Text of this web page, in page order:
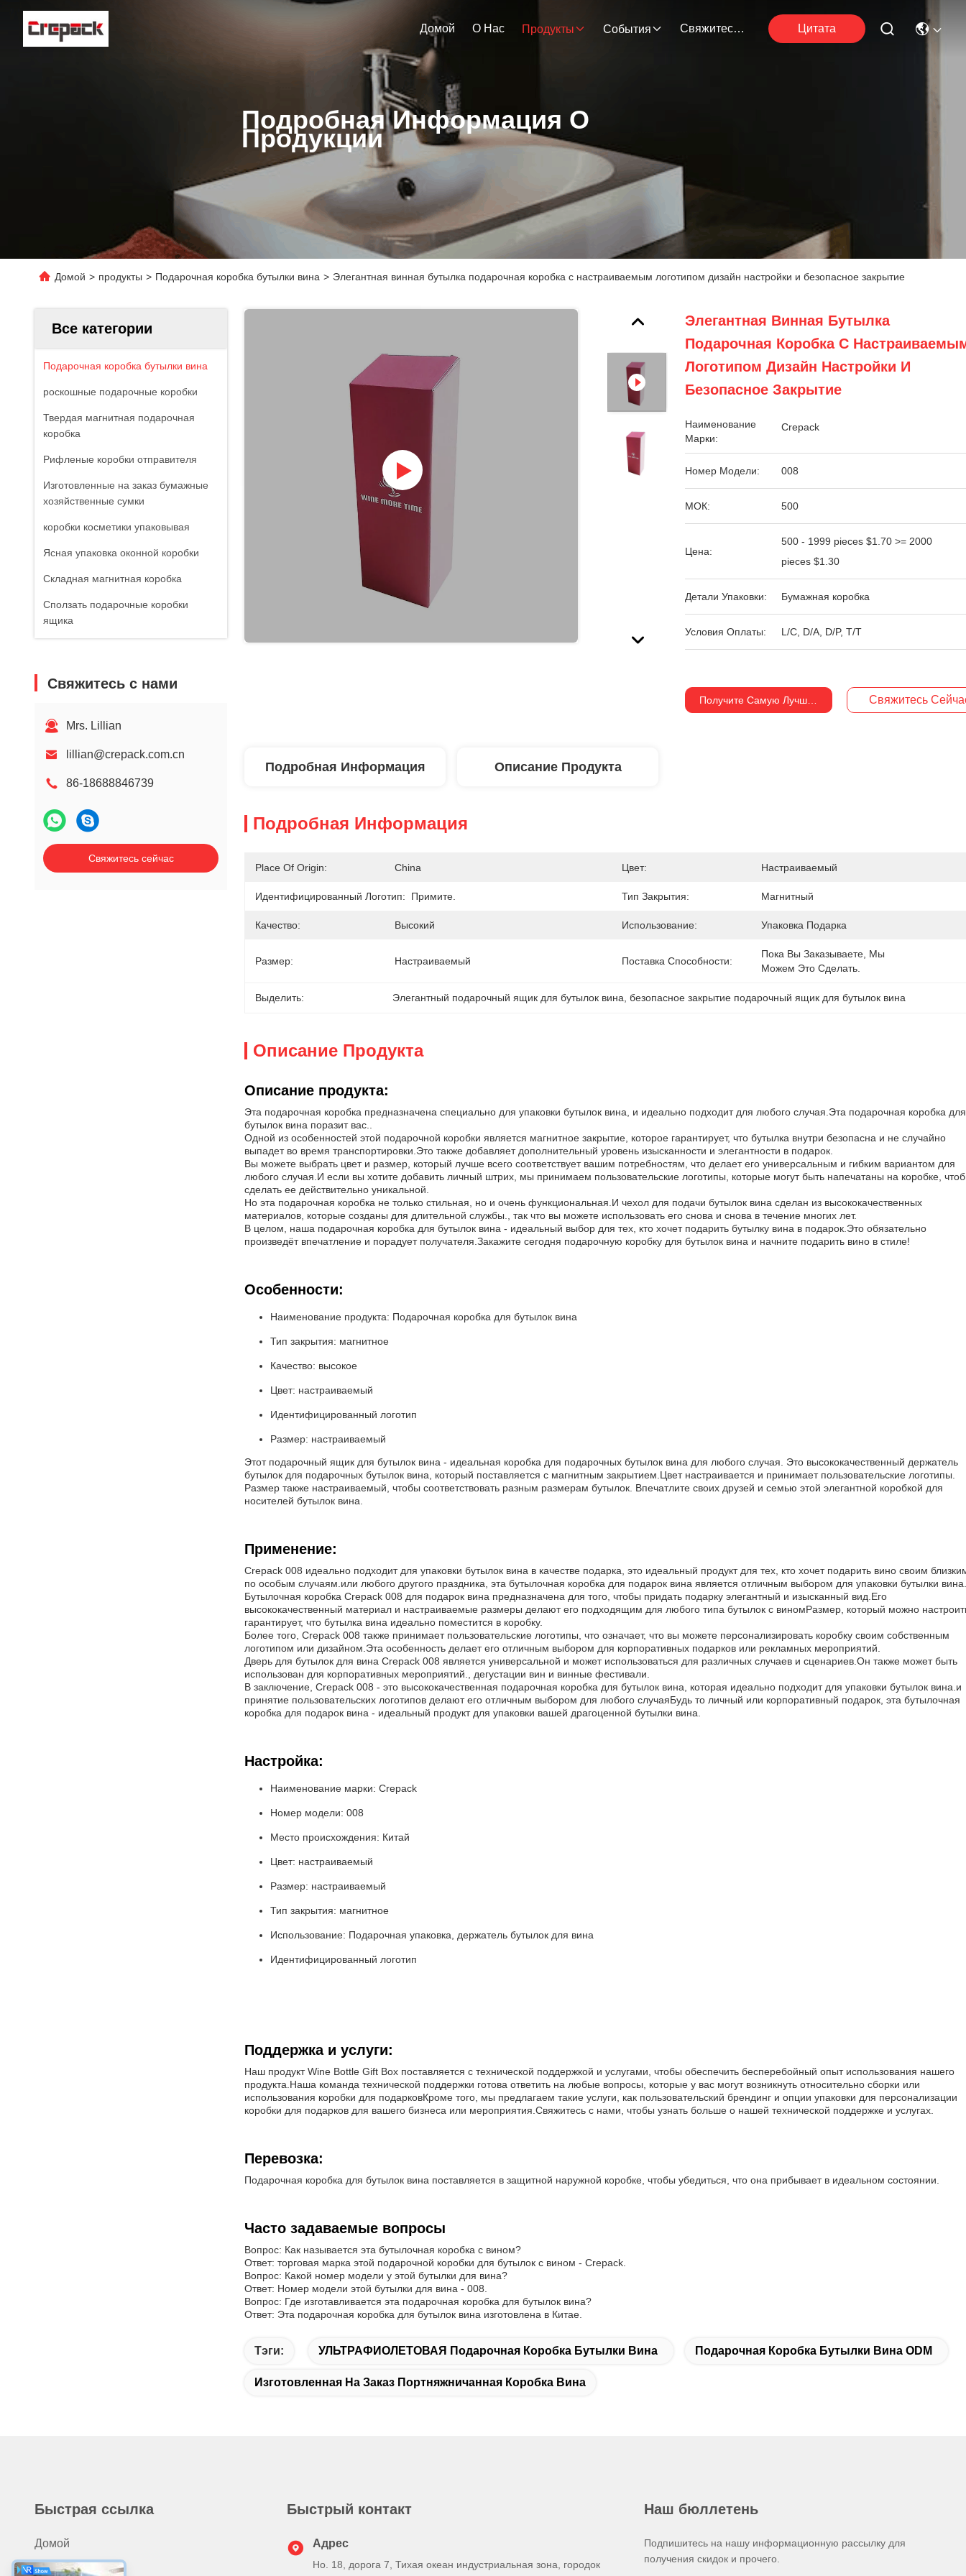
Домой О Нас Продукты События Свяжитесь С Нами Цитата
Подробная Информация О
Продукции
Домой > продукты > Подарочная коробка бутылки вина > Элегантная винная бутылка подарочная коробка с настраиваемым логотипом дизайн настройки и безопасное закрытие
Все категории
Подарочная коробка бутылки вина
роскошные подарочные коробки
Твердая магнитная подарочная
коробка
Рифленые коробки отправителя
Изготовленные на заказ бумажные
хозяйственные сумки
коробки косметики упаковывая
Ясная упаковка оконной коробки
Складная магнитная коробка
Сползать подарочные коробки
ящика
Свяжитесь с нами
Mrs. Lillian
lillian@crepack.com.cn
86-18688846739
Свяжитесь сейчас
Элегантная Винная Бутылка
Подарочная Коробка С
Логотипом Дизайн Настройки И
Безопасное Закрытие
Наименование
Марки:
Crepack
Номер Модели: 008
МОК: 500
Цена:
500 - 1999 pieces $1.70 >= 2000
pieces $1.30
Детали Упаковки: Бумажная коробка
Условия Оплаты: L/C, D/A, D/P, T/T
Получите Самую Лучшую Цену Свяжитесь
Подробная Информация Описание Продукта
Подробная Информация
Place Of Origin: China Цвет: Настраиваемый
Идентифицированный Логотип: Примите. Тип Закрытия: Магнитный
Качество: Высокий Использование: Упаковка Подарка
Размер: Настраиваемый Поставка Способности:
Пока Вы Заказываете, Мы
Можем Это Сделать.
Выделить: Элегантный подарочный ящик для бутылок вина безопасное закрытие подарочный ящик для бутылок вина
Описание Продукта
Описание продукта:
Эта подарочная коробка предназначена специально для упаковки бутылок вина, и идеально подходит для любого случая.Эта подарочная коробка для
бутылок вина поразит вас..
Одной из особенностей этой подарочной коробки является магнитное закрытие, которое гарантирует, что бутылка внутри безопасна и не случайно
выпадет во время транспортировки.Это также добавляет дополнительный уровень изысканности и элегантности в подарок.
Вы можете выбрать цвет и размер, который лучше всего соответствует вашим потребностям, что делает его универсальным и гибким вариантом для
любого случая.И если вы хотите добавить личный штрих, мы принимаем пользовательские логотипы, которые могут быть напечатаны на коробке,
сделать ее действительно уникальной.
Но эта подарочная коробка не только стильная, но и очень функциональная.И чехол для подачи бутылок вина сделан из высококачественных
материалов, которые созданы для длительной службы., так что вы можете использовать его снова и снова в течение многих лет.
В целом, наша подарочная коробка для бутылок вина - идеальный выбор для тех, кто хочет подарить бутылку вина в подарок.Это обязательно
произведёт впечатление и порадует получателя.Закажите сегодня подарочную коробку для бутылок вина и начните подарить вино в стиле!
Особенности:
Наименование продукта: Подарочная коробка для бутылок вина
Тип закрытия: магнитное
Качество: высокое
Цвет: настраиваемый
Идентифицированный логотип
Размер: настраиваемый
Этот подарочный ящик для бутылок вина - идеальная коробка для подарочных бутылок вина для любого случая. Это высококачественный держатель
бутылок для подарочных бутылок вина, который поставляется с магнитным закрытием.Цвет настраивается и принимает пользовательские логотипы.
Размер также настраиваемый, чтобы соответствовать разным размерам бутылок. Впечатлите своих друзей и семью этой элегантной коробкой для
носителей бутылок вина.
Применение:
Crepack 008 идеально подходит для упаковки бутылок вина в качестве подарка, это идеальный продукт для тех, кто хочет подарить вино своим
по особым случаям.или любого другого праздника, эта бутылочная коробка для подарок вина является отличным выбором для упаковки бутылки вина.
Бутылочная коробка Crepack 008 для подарок вина предназначена для того, чтобы придать подарку элегантный и изысканный вид.Его
высококачественный материал и настраиваемые размеры делают его подходящим для любого типа бутылок с виномРазмер, который можно
гарантирует, что бутылка вина идеально поместится в коробку.
Более того, Crepack 008 также принимает пользовательские логотипы, что означает, что вы можете персонализировать коробку своим собственным
логотипом или дизайном.Эта особенность делает его отличным выбором для корпоративных подарков или рекламных мероприятий.
Дверь для бутылок для вина Crepack 008 является универсальной и может использоваться для различных случаев и сценариев.Он также может быть
использован для корпоративных мероприятий., дегустации вин и винные фестивали.
В заключение, Crepack 008 - это высококачественная подарочная коробка для бутылок вина, которая идеально подходит для упаковки бутылок вина.и
принятие пользовательских логотипов делают его отличным выбором для любого случаяБудь то личный или корпоративный подарок, эта бутылочная
коробка для подарок вина - идеальный продукт для упаковки вашей драгоценной бутылки вина.
Настройка:
Наименование марки: Crepack
Номер модели: 008
Место происхождения: Китай
Цвет: настраиваемый
Размер: настраиваемый
Тип закрытия: магнитное
Использование: Подарочная упаковка, держатель бутылок для вина
Идентифицированный логотип
Поддержка и услуги:
Наш продукт Wine Bottle Gift Box поставляется с технической поддержкой и услугами, чтобы обеспечить бесперебойный опыт использования нашего
продукта.Наша команда технической поддержки готова ответить на любые вопросы, которые у вас могут возникнуть относительно сборки или
использования коробки для подарковКроме того, мы предлагаем такие услуги, как пользовательский брендинг и опции упаковки для персонализации
коробки для подарков для вашего бизнеса или мероприятия.Свяжитесь с нами, чтобы узнать больше о нашей технической поддержке и услугах.
Перевозка:
Подарочная коробка для бутылок вина поставляется в защитной наружной коробке, чтобы убедиться, что она прибывает в идеальном состоянии.
Часто задаваемые вопросы
Вопрос: Как называется эта бутылочная коробка с вином?
Ответ: торговая марка этой подарочной коробки для бутылок с вином - Crepack.
Вопрос: Какой номер модели у этой бутылки для вина?
Ответ: Номер модели этой бутылки для вина - 008.
Вопрос: Где изготавливается эта подарочная коробка для бутылок вина?
Ответ: Эта подарочная коробка для бутылок вина изготовлена в Китае.
Тэги: УЛЬТРАФИОЛЕТОВАЯ Подарочная Коробка Бутылки Вина Подарочная Коробка Бутылки Вина ODM
Изготовленная На Заказ Портняжничанная Коробка Вина
Быстрая ссылка
Домой
Продукты
Быстрый контакт
Адрес
Но. 18, дорога 7, Тихая океан индустриальная зона, городок
Наш бюллетень
Подпишитесь на нашу информационную рассылку для
получения скидок и прочего.